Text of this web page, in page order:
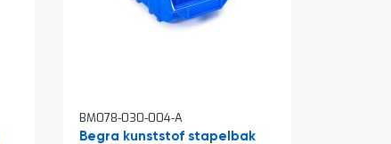
BM078-030-004-A
Begra kunststof stapelbak